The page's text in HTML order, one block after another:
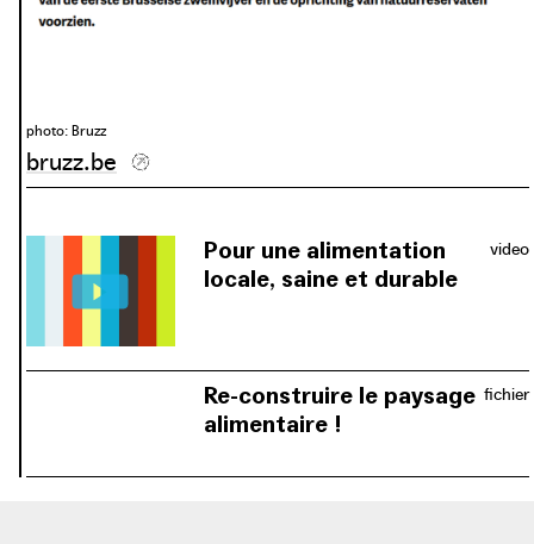
photo: Bruzz
bruzz.be
video
Pour une alimentation
locale, saine et durable
d’aliments sains, locaux et durables,
de la terre à l’assiette.
fichier
Re-construire le paysage
alimentaire !
conception de la Ketelboerderij, au